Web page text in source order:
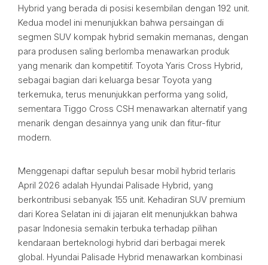
Hybrid yang berada di posisi kesembilan dengan 192 unit.
Kedua model ini menunjukkan bahwa persaingan di
segmen SUV kompak hybrid semakin memanas, dengan
para produsen saling berlomba menawarkan produk
yang menarik dan kompetitif. Toyota Yaris Cross Hybrid,
sebagai bagian dari keluarga besar Toyota yang
terkemuka, terus menunjukkan performa yang solid,
sementara Tiggo Cross CSH menawarkan alternatif yang
menarik dengan desainnya yang unik dan fitur-fitur
modern.
Menggenapi daftar sepuluh besar mobil hybrid terlaris
April 2026 adalah Hyundai Palisade Hybrid, yang
berkontribusi sebanyak 155 unit. Kehadiran SUV premium
dari Korea Selatan ini di jajaran elit menunjukkan bahwa
pasar Indonesia semakin terbuka terhadap pilihan
kendaraan berteknologi hybrid dari berbagai merek
global. Hyundai Palisade Hybrid menawarkan kombinasi